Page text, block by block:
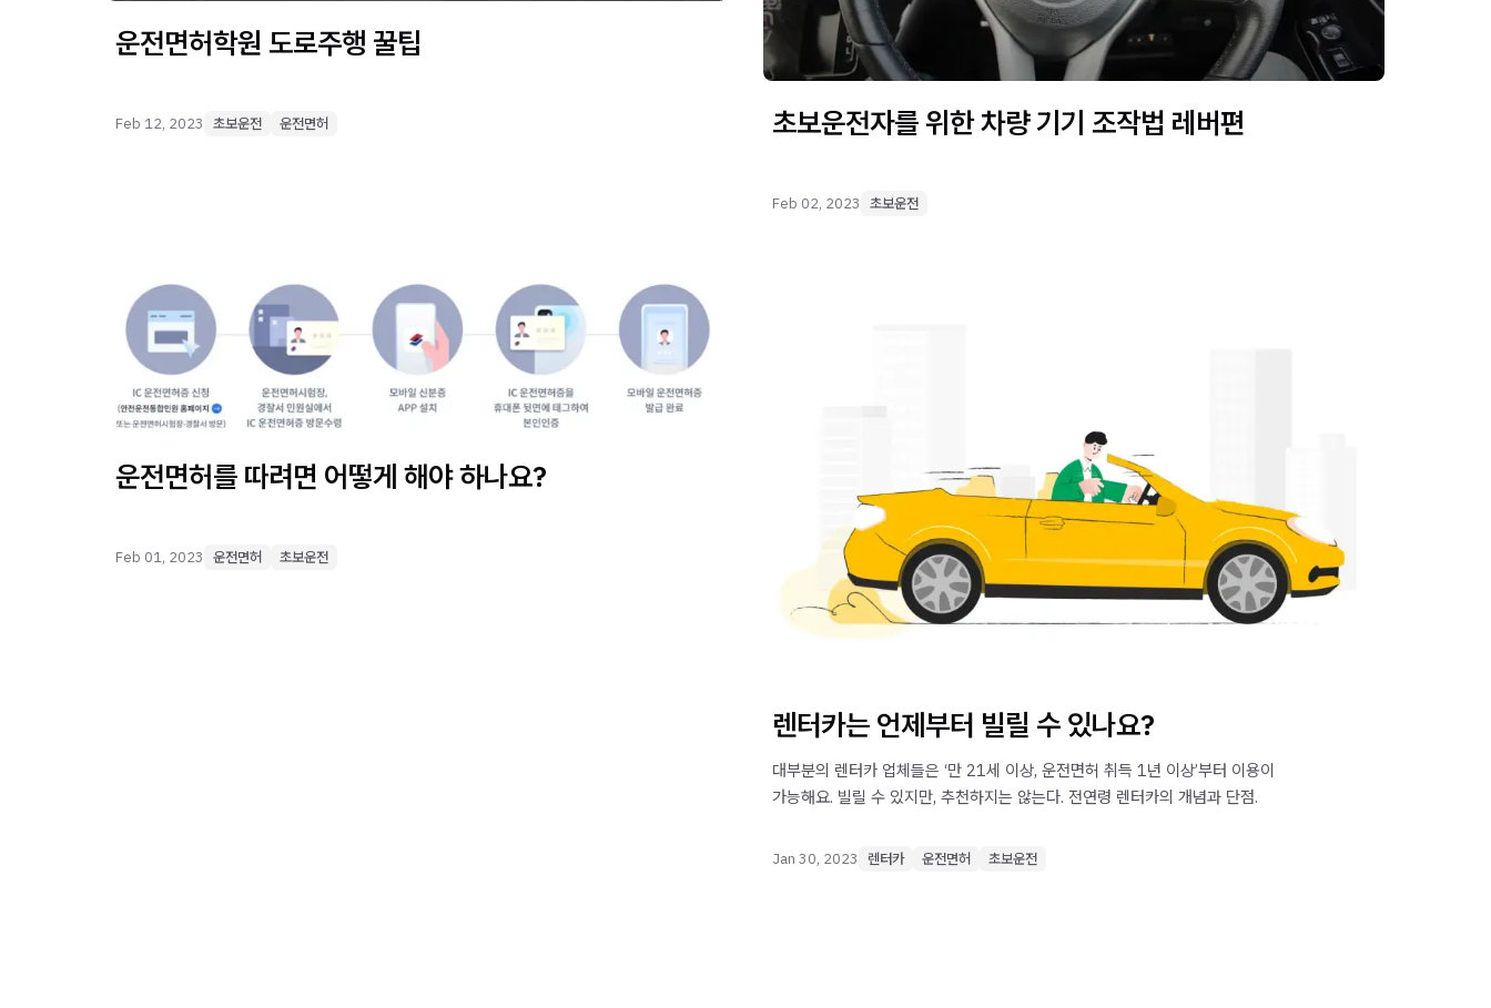
운전면허학원 도로주행 꿀팁
Feb 12, 2023 초보운전 운전면허 초보운전자를 위한 차량 기기 조작법 레버편
Feb 02, 2023 초보운전
운전면허를 따려면 어떻게 해야 하나요?
Feb 01, 2023 운전면허 초보운전
렌터카는 언제부터 빌릴 수 있나요?
대부분의 렌터카 업체들은 ‘만 21세 이상, 운전면허 취득 1년 이상’부터 이용이
가능해요. 빌릴 수 있지만, 추천하지는 않는다. 전연령 렌터카의 개념과 단점.
Jan 30, 2023 렌터카 운전면허 초보운전